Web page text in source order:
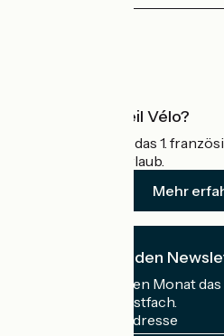
Was ist Accueil Vélo?
Accueil Vélo ist das 1.
Radfahrer im Urlaub.
Mehr
Ich abonniere den
Erhalten Sie jeden Monat
Rad in Ihrem Postfach.
Meine E-Mail-Adresse